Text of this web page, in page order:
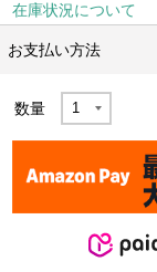
在庫状況について
お支払い方法
数量